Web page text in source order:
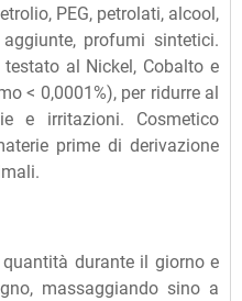
PEG, petrolati, alcool,
profumi sintetici.
al Nickel, Cobalto e
< 0,0001%), per ridurre al
e irritazioni. Cosmetico
prime di derivazione
durante il giorno e
massaggiando sino a